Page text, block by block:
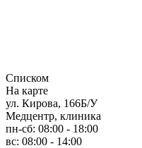
Списком
На карте
ул. Кирова, 166Б/У
Медцентр, клиника
пн-сб: 08:00 - 18:00
вс: 08:00 - 14:00